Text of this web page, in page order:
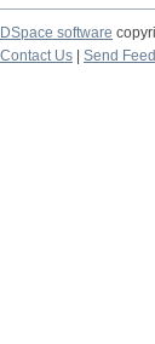
DSpace software
Contact Us
Send